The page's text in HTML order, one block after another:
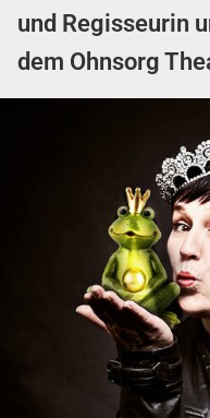
und Regisseurin
dem Ohnsorg